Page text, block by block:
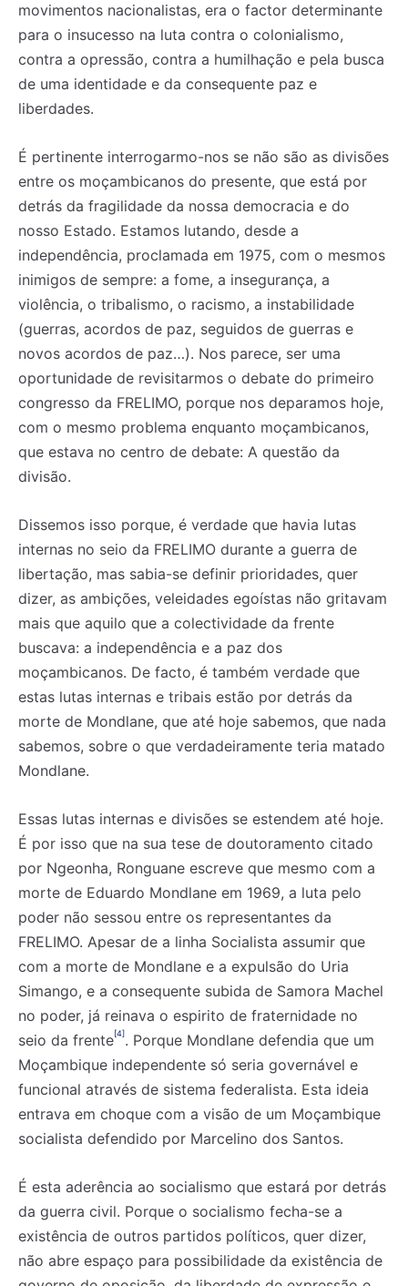
Registe-se na nossa lista de correio e receba mensalmente
no seu email os artigos do mês transacto, ilustrações e
novidades.Insira o seu endereço de email e clique para
subscrever:
Registe-se na nossa lista de correio e receba mensalmente
no seu email os artigos do mês transacto, ilustrações e
novidades.Insira o seu endereço de email e clique para
subscrever:
movimentos nacionalistas, era o factor determinante
para o insucesso na luta contra o colonialismo,
contra a opressão, contra a humilhação e pela busca
de uma identidade e da consequente paz e
liberdades.
É pertinente interrogarmo-nos se não são as divisões
entre os moçambicanos do presente, que está por
detrás da fragilidade da nossa democracia e do
nosso Estado. Estamos lutando, desde a
independência, proclamada em 1975, com o mesmos
inimigos de sempre: a fome, a insegurança, a
violência, o tribalismo, o racismo, a instabilidade
(guerras, acordos de paz, seguidos de guerras e
novos acordos de paz…). Nos parece, ser uma
oportunidade de revisitarmos o debate do primeiro
congresso da FRELIMO, porque nos deparamos hoje,
com o mesmo problema enquanto moçambicanos,
que estava no centro de debate: A questão da
divisão.
Dissemos isso porque, é verdade que havia lutas
internas no seio da FRELIMO durante a guerra de
libertação, mas sabia-se definir prioridades, quer
dizer, as ambições, veleidades egoístas não gritavam
mais que aquilo que a colectividade da frente
buscava: a independência e a paz dos
moçambicanos. De facto, é também verdade que
estas lutas internas e tribais estão por detrás da
morte de Mondlane, que até hoje sabemos, que nada
sabemos, sobre o que verdadeiramente teria matado
Mondlane.
Essas lutas internas e divisões se estendem até hoje.
É por isso que na sua tese de doutoramento citado
por Ngeonha, Ronguane escreve que mesmo com a
morte de Eduardo Mondlane em 1969, a luta pelo
poder não sessou entre os representantes da
FRELIMO. Apesar de a linha Socialista assumir que
com a morte de Mondlane e a expulsão do Uria
Simango, e a consequente subida de Samora Machel
no poder, já reinava o espirito de fraternidade no
seio da frente[4]. Porque Mondlane defendia que um
Moçambique independente só seria governável e
funcional através de sistema federalista. Esta ideia
entrava em choque com a visão de um Moçambique
socialista defendido por Marcelino dos Santos.
É esta aderência ao socialismo que estará por detrás
da guerra civil. Porque o socialismo fecha-se a
existência de outros partidos políticos, quer dizer,
não abre espaço para possibilidade da existência de